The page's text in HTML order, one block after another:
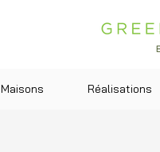
Maisons Réalisations